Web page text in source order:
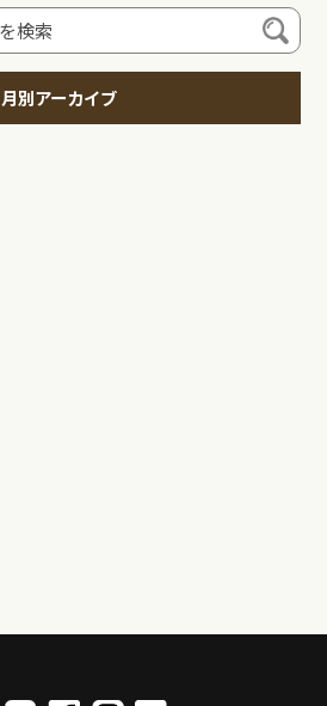
月別アーカイブ